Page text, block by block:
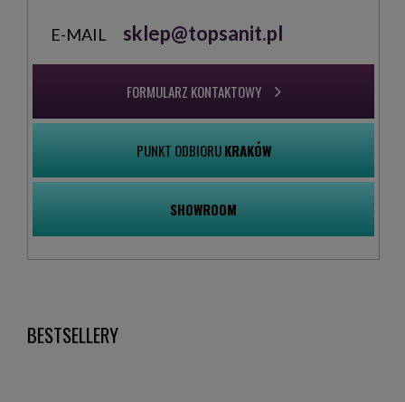
E-MAIL sklep@topsanit.pl
FORMULARZ KONTAKTOWY
PUNKT ODBIORUKRAKÓW
SHOWROOM
BESTSELLERY